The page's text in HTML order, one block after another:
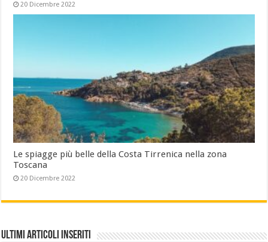
20 Dicembre 2022
Le spiagge più belle della Costa Tirrenica nella zona
Toscana
20 Dicembre 2022
Ultimi Articoli Inseriti